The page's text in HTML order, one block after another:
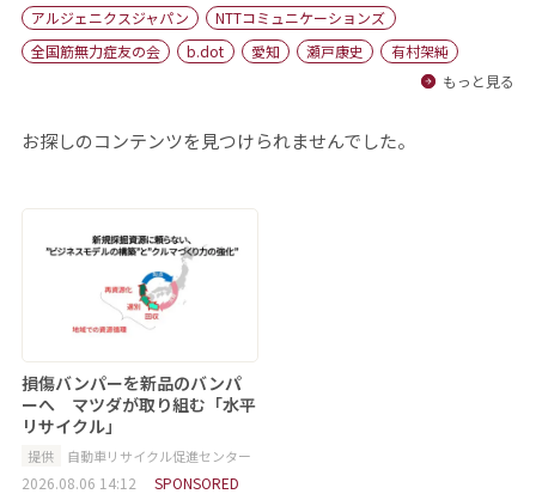
会社概要
アルジェニクスジャパン
NTTコミュニケーションズ
全国筋無力症友の会
b.dot 愛知 瀬戸康史
有村架純
もっと見る
お探しのコンテンツを見つけられませんでした。
損傷バンパーを新品のバンパ
ーへ マツダが取り組む「水平
リサイクル」
提供 自動車リサイクル促進センター
2026.08.06 14:12
SPONSORED